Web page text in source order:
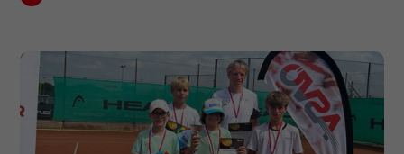
Zweck
zufällig generierte ID, für die
historische Speicherung Ihrer
vorgenommen Einstellungen, falls der
Webseiten-Betreiber dies eingestellt
hat.